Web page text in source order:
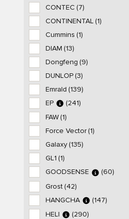
CONTEC (7)
CONTINENTAL(1)
Cummins (1)
DIAM (13)
Dongfeng (9)
DUNLOP(3)
Emrald (139)
EP
(241)
FAW(1)
Force Vector(1)
Galaxy(135)
GL1 (1)
GOODSENSE
(60)
Grost(42)
HANGCHA
(147)
HELI
(290)